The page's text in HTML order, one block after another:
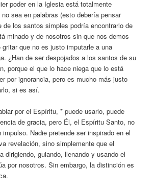
poder en la Iglesia está totalmente
sea en palabras (esto debería pensar
de los santos simples podría encontrarlo de
minado y de nosotros sin que nos demos
que no es justo imputarle a una
¿Han de ser despojados a los santos de su
porque el que lo hace niega que lo está
por ignorancia, pero es mucho más justo
si es así.
por el Espíritu, * puede usarlo, puede
de gracia, pero Él, el Espíritu Santo, no
Nadie pretende ser inspirado en el
revelación, sino simplemente que el
dirigiendo, guiando, llenando y usando el
por nosotros. Sin embargo, la distinción es